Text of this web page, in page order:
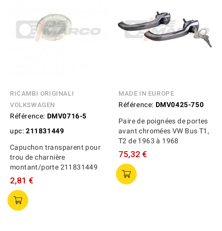
RICAMBI ORIGINALI
VOLKSWAGEN
Référence: DMV0716-5
upc: 211831449
Capuchon transparent pour
trou de charnière
montant/porte 211831449
2,81 €
MADE IN EUROPE
Référence: DMV0425-750
Paire de poignées de portes
avant chromées VW Bus T1,
T2 de 1963 à 1968
75,32 €